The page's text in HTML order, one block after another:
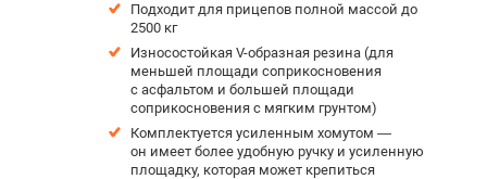
Подходит для прицепов полной массой до
2500 кг
Износостойкая V-образная резина (для
меньшей площади соприкосновения
с асфальтом и большей площади
соприкосновения с мягким грунтом)
Комплектуется усиленным хомутом —
он имеет более удобную ручку и усиленную
площадку, которая может крепиться